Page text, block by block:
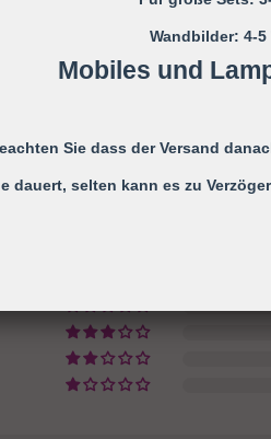
Wandbilder: 4-5
Mobiles und
Sie dass der Versand
dauert, selten kann es zu